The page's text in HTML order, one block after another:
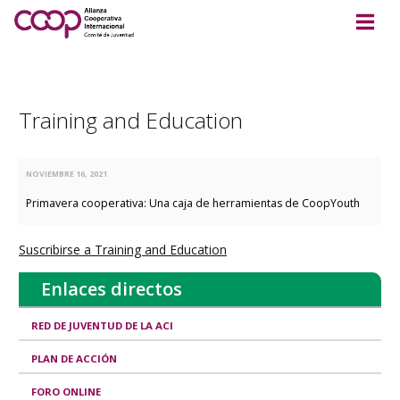
Training and Education
NOVIEMBRE 16, 2021
Primavera cooperativa: Una caja de herramientas de CoopYouth
Suscribirse a Training and Education
Enlaces directos
RED DE JUVENTUD DE LA ACI
PLAN DE ACCIÓN
FORO ONLINE